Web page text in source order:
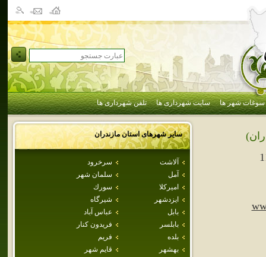
سوغات شهر ها سایت شهرداری ها تلفن شهرداری ها
سایر شهرهای استانمازندران
آلاشت
سرخرود
آمل
سلمان شهر
اميركلا
سورك
ايزدشهر
شيرگاه
بابل
عباس آباد
بابلسر
فريدون كنار
بلده
فريم
بهشهر
قايم شهر